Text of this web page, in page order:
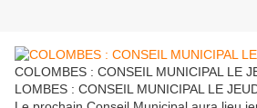
COLOMBES : CONSEIL MUNICIPAL LE
LOMBES : CONSEIL MUNICIPAL LE